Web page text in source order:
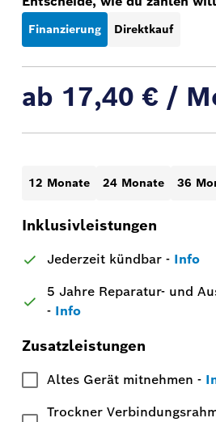
Finanzierung Direktkauf
ab 17,40 € /
12 Monate 24 Monate 36
Inklusivleistungen
Jederzeit kündbar- Info
5 Jahre Reparatur- und
- Info
Zusatzleistungen
Altes Gerät mitnehmen -
Trockner